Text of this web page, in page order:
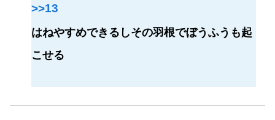
>>13
はねやすめできるしその羽根でぼうふうも起
こせる